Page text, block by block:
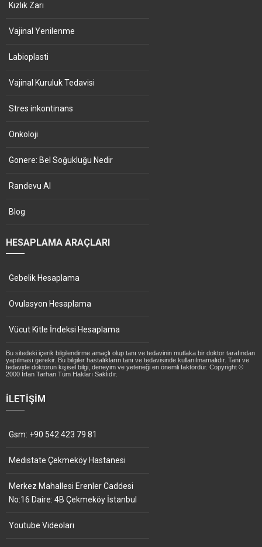
Kızlık Zarı
Vajinal Yenilenme
Labioplasti
Vajinal Kuruluk Tedavisi
Stres inkontinans
Onkoloji
Gonere: Bel Soğukluğu Nedir
Randevu Al
Blog
HESAPLAMA ARAÇLARI
Gebelik Hesaplama
Ovulasyon Hesaplama
Vücut Kitle İndeksi Hesaplama
Bu sitedeki içerik bilgilendirme amaçlı olup tanı ve tedavinin mutlaka bir doktor tarafından
yapılması gerekir. Bu bilgiler hastalıkların tanı ve tedavisinde kullanılmamalıdır. Tanı ve
tedavide doktorun kişisel bilgi, deneyim ve yeteneği en önemli faktördür. Copyright ©
2000 İrfan Tarhan Tüm Hakları Saklıdır.
İLETIŞIM
Gsm: +90 542 423 79 81
Medistate Çekmeköy Hastanesi
Merkez Mahallesi Erenler Caddesi
No:16 Daire: 4B Çekmeköy İstanbul
Youtube Videoları